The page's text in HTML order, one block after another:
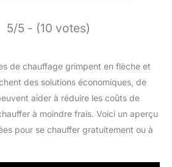
5/5 - (10 votes)
de chauffage grimpent en flèche et
des solutions économiques, de
aider à réduire les coûts de
à moindre frais. Voici un aperçu
pour se chauffer gratuitement ou à